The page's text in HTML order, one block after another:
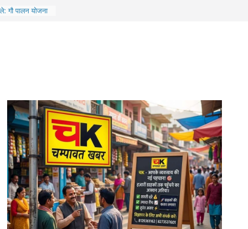
से बढ़ाया
पालन योजना
मार्ग पर खाई में
लोगों की मौत, एक
जारी
के छात्र की मौत,
दम